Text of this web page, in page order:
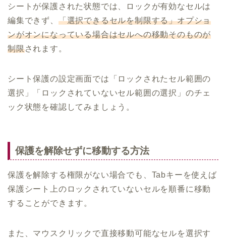
シートが保護された状態では、ロックが有効なセルは
編集できず、 「選択できるセルを制限する」オプショ
ンがオンになっている場合はセルへの移動そのものが
制限されます。
シート保護の設定画面では「ロックされたセル範囲の
選択」「ロックされていないセル範囲の選択」のチェ
ック状態を確認してみましょう。
保護を解除せずに移動する方法
保護を解除する権限がない場合でも、Tabキーを使えば
保護シート上のロックされていないセルを順番に移動
することができます。
また、マウスクリックで直接移動可能なセルを選択す